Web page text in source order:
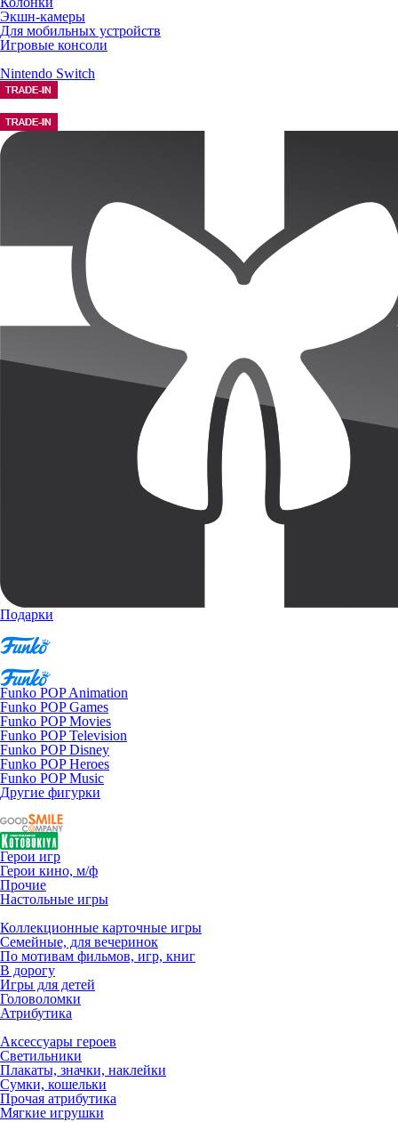
Экшн-камеры
Для мобильных устройств
Игровые консоли
Nintendo Switch
Подарки
Funko POP Animation
Funko POP Games
Funko POP Movies
Funko POP Television
Funko POP Disney
Funko POP Heroes
Funko POP Music
Другие фигурки
Герои игр
Герои кино, м/ф
Прочие
Настольные игры
Коллекционные карточные игры
Семейные, для вечеринок
По мотивам фильмов, игр, книг
В дорогу
Игры для детей
Головоломки
Атрибутика
Аксессуары героев
Светильники
Плакаты, значки, наклейки
Сумки, кошельки
Прочая атрибутика
Мягкие игрушки